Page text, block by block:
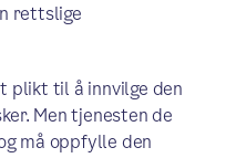
rettslige
plikt til å innvilge den
Men tjenesten de
må oppfylle den